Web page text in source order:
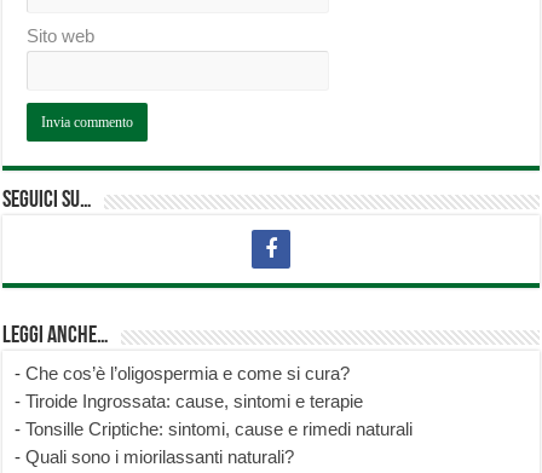
Sito web
Seguici su…
Leggi anche…
-Che cos’è l’oligospermia e come si cura?
-Tiroide Ingrossata: cause, sintomi e terapie
-Tonsille Criptiche: sintomi, cause e rimedi naturali
-Quali sono i miorilassanti naturali?